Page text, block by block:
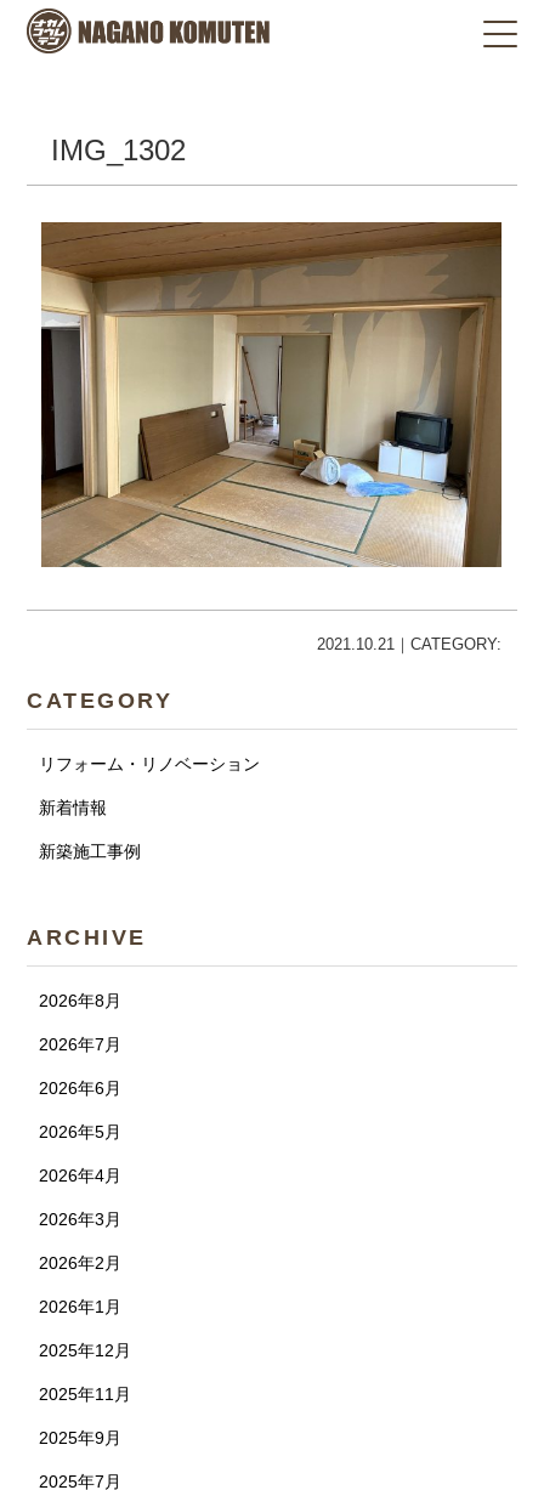
IMG_1302
2021.10.21｜CATEGORY:
CATEGORY
リフォーム・リノベーション
新着情報
新築施工事例
ARCHIVE
2026年8月
2026年7月
2026年6月
2026年5月
2026年4月
2026年3月
2026年2月
2026年1月
2025年12月
2025年11月
2025年9月
2025年7月